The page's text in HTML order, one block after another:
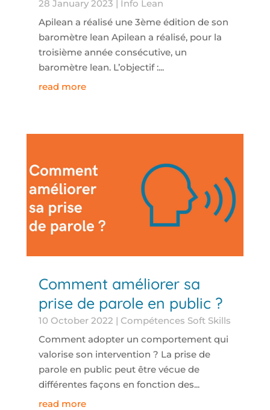
28 January 2023
Info Lean
Apilean a réalisé une 3ème édition de son
baromètre lean Apilean a réalisé, pour la
troisième année consécutive, un
baromètre lean. L’objectif :...
read more
Comment améliorer sa
prise de parole en public ?
10 October 2022 | Compétences Soft Skills
Comment adopter un comportement qui
valorise son intervention ? La prise de
parole en public peut être vécue de
différentes façons en fonction des...
read more